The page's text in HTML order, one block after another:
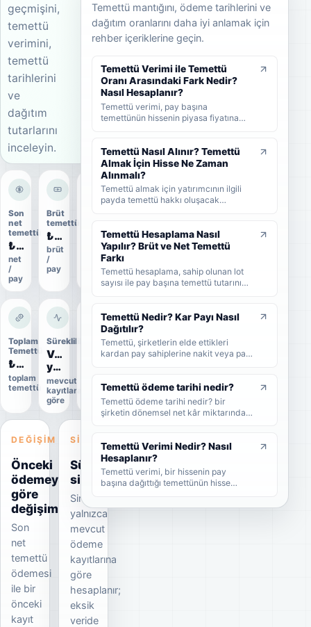
geçmişini,
temettü
verimini,
temettü
tarihlerini
ve
dağıtım
tutarlarını
inceleyin.
Son
net
temettü
₺0,0168
net
/
pay
Brüt
temettü
₺0,02
brüt
/
pay
ödeme
oranı
Toplam
Temettü
₺16,8 Mn
toplam
temettü
Süreklilik
Veri
yetersiz
mevcut
kayıtlara
göre
Uygulama
durumu
DEĞIŞIM
Önceki
ödemeye
göre
değişim
Son
net
temettü
ödemesi
ile bir
önceki
kayıt
SINYAL
Süreklilik
sinyali
Sinyal
yalnızca
mevcut
ödeme
kayıtlarına
göre
hesaplanır;
eksik
veride
Temettü mantığını, ödeme tarihlerini ve
dağıtım oranlarını daha iyi anlamak için
rehber içeriklerine geçin.
Temettü Verimi ile Temettü
Oranı Arasındaki Fark Nedir?
Nasıl Hesaplanır?
Temettü verimi, pay başına
temettünün hissenin piyasa fiyatına
dağıtıldığını gösterir. KAP'ta görülen
kâr payı oranı ise çoğunlukla 1 TL
nominal değere göre hesaplanan ayrı
bir yüzdedir. Bu rehberde temettü
verimi, dağıtım oranı ve KAP temettü
oranı arasındaki farkları formüller ve
Temettü Nasıl Alınır? Temettü
Almak İçin Hisse Ne Zaman
Alınmalı?
Temettü almak için yatırımcının ilgili
payda temettü hakkı oluşacak
alındığını, hak kullanım tarihi, kayıt
tarihi ve ödeme tarihi arasındaki farkı
ve yatırımcıların nelere dikkat etmesi
gerektiğini sade şekilde bulabilirsiniz.
Temettü Hesaplama Nasıl
Yapılır? Brüt ve Net Temettü
Farkı
Temettü hesaplama, sahip olunan lot
sayısı ile pay başına temettü tutarının
verimi ve örnek hesaplama adımlarını
sade şekilde bulabilirsiniz.
Temettü Nedir? Kar Payı Nasıl
Dağıtılır?
Temettü, şirketlerin elde ettikleri
kardan pay sahiplerine nakit veya pay
nasıl dağıtıldığını, brüt-net temettü
farkını, temettü tarihlerini ve
yatırımcıların dikkat etmesi
gerekenleri sade şekilde bulabilirsiniz.
Temettü ödeme tarihi nedir?
Temettü ödeme tarihi nedir? bir
şirketin dönemsel net kâr miktarından
Temettü Verimi Nedir? Nasıl
Hesaplanır?
Temettü verimi, bir hissenin pay
başına dağıttığı temettünün hisse
göstergedir. Bu rehberde temettü
veriminin nasıl hesaplandığını, yüksek
temettü veriminin ne anlama geldiğini
yorumlaması gerektiğini sade
örneklerle bulabilirsiniz.